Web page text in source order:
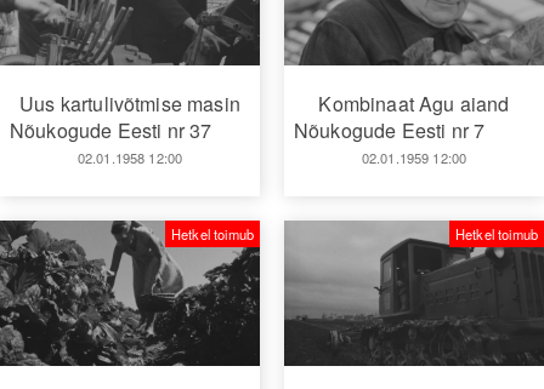
Uus kartulivõtmise masin
Nõukogude Eesti nr 37
02.01.1958 12:00
Kombinaat Agu aiand
Nõukogude Eesti nr 7
02.01.1959 12:00
Hetkel toimub Hetkel toimub